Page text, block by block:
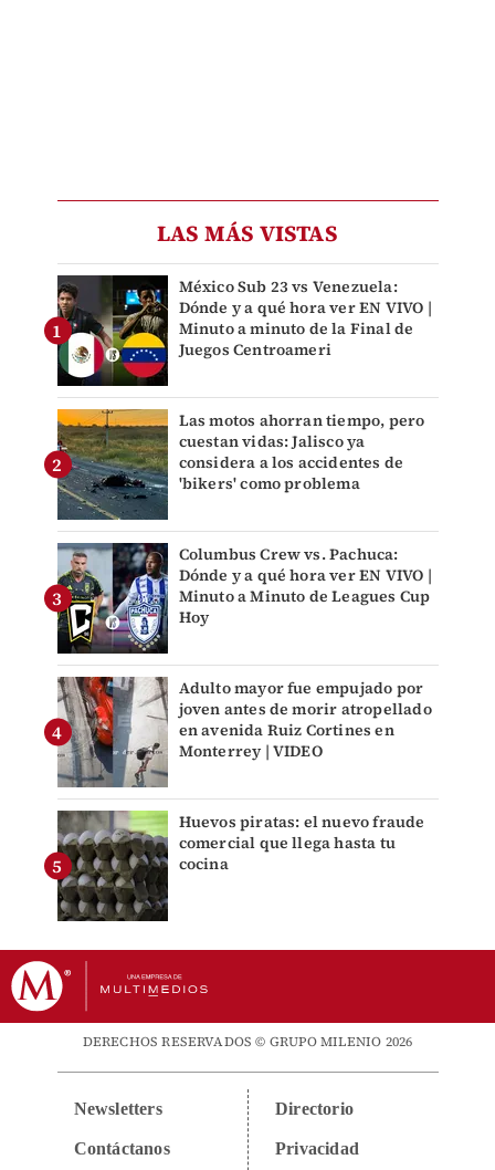
LAS MÁS VISTAS
México Sub 23 vs Venezuela:
Dónde y a qué hora ver EN VIVO |
Minuto a minuto de la Final de
Juegos Centroameri
Las motos ahorran tiempo, pero
cuestan vidas: Jalisco ya
considera a los accidentes de
'bikers' como problema
Columbus Crew vs. Pachuca:
Dónde y a qué hora ver EN VIVO |
Minuto a Minuto de Leagues Cup
Hoy
Adulto mayor fue empujado por
joven antes de morir atropellado
en avenida Ruiz Cortines en
Monterrey | VIDEO
Huevos piratas: el nuevo fraude
comercial que llega hasta tu
cocina
DERECHOS RESERVADOS © GRUPO MILENIO 2026
Newsletters
Contáctanos
Directorio
Privacidad